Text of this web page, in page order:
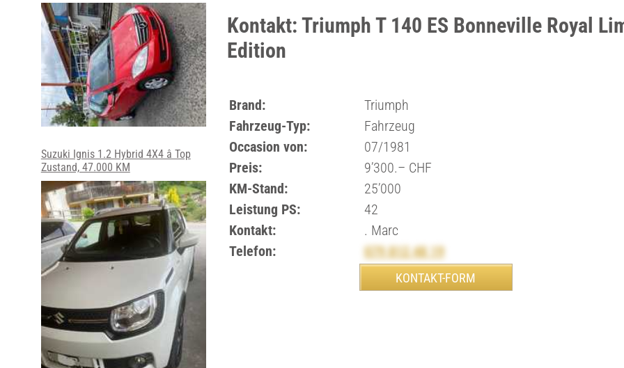
Kontakt: Triumph T 140 ES Bonneville Royal
Edition
Brand:
Triumph
Fahrzeug-Typ:
Fahrzeug
Occasion von:
07/1981
Preis:
9’300.– CHF
KM-Stand:
25’000
Leistung PS:
42
Kontakt:
. Marc
Telefon:
079 812 48 19
Suzuki Ignis 1.2 Hybrid 4X4 â Top
Zustand, 47.000 KM